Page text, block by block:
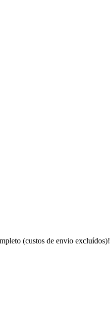
(custos de envio excluídos)!